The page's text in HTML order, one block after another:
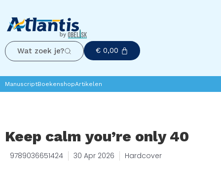
Wat zoek je? € 0,00
ManuscriptBoekenshopArtikelen
Keep calm you’re only 40
9789036651424 30 Apr 2026 Hardcover